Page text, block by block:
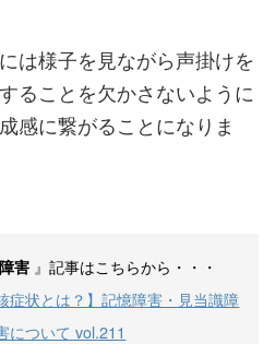
は様子を見ながら声掛けを
ることを欠かさないように
感に繋がることになりま
害 』記事はこちらから・・・
症状とは？】記憶障害・見当識障
について vol.211